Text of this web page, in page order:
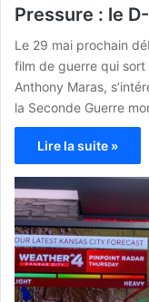
Pressure : le
Le 29 mai prochain
film de guerre qui
Anthony Maras,
la Seconde Guerre
Lire la suite »